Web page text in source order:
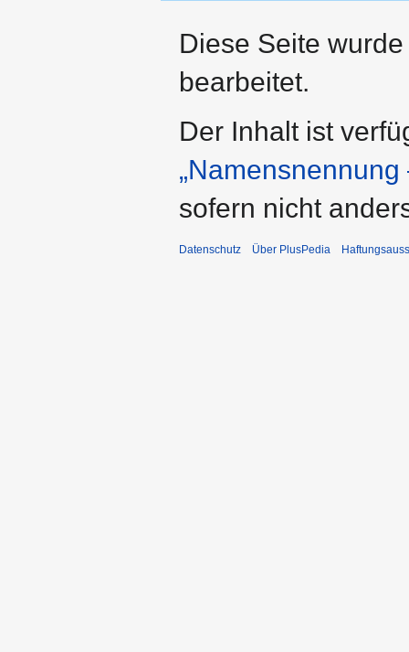
Diese Seite
bearbeitet.
Der Inhalt ist
sofern nicht
Datenschutz Über PlusPedia